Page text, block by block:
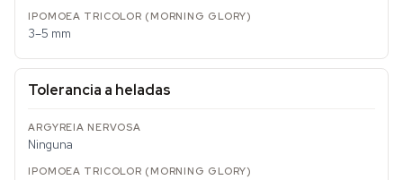
3–5 mm
Tolerancia a heladas
Ninguna